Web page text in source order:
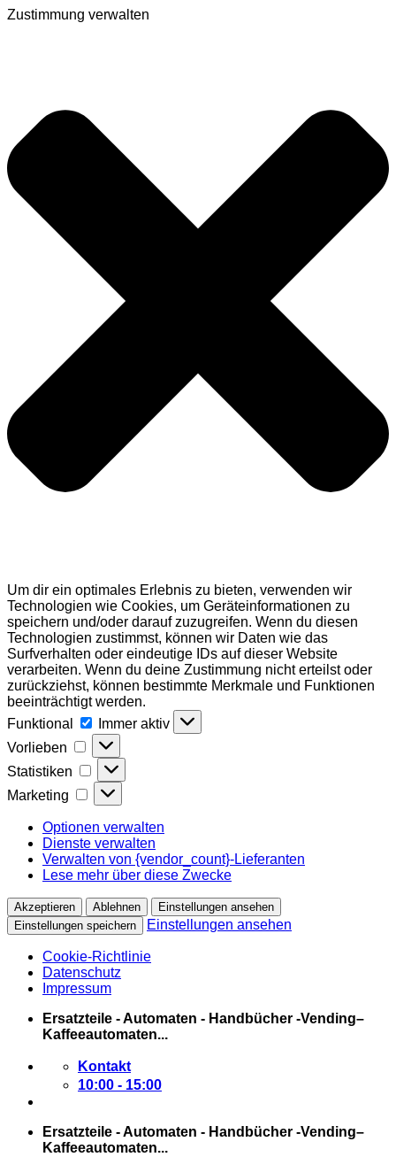
Zustimmung verwalten
Um dir ein optimales Erlebnis zu bieten, verwenden wir
Technologien wie Cookies, um Geräteinformationen zu
speichern und/oder darauf zuzugreifen. Wenn du diesen
Technologien zustimmst, können wir Daten wie das
Surfverhalten oder eindeutige IDs auf dieser Website
verarbeiten. Wenn du deine Zustimmung nicht erteilst oder
zurückziehst, können bestimmte Merkmale und Funktionen
beeinträchtigt werden.
Funktional
Funktional
Immer aktiv
Vorlieben
Vorlieben
Statistiken Statistiken
Marketing Marketing
Optionen verwalten
Dienste verwalten
Verwalten von {vendor_count}-Lieferanten
Lese mehr über diese Zwecke
Akzeptieren Ablehnen
Einstellungen ansehen
Einstellungen speichern
Einstellungen ansehen
Cookie-Richtlinie
Datenschutz
Impressum
Zum
Ersatzteile - Automaten - Handbücher -Vending–
Kaffeeautomaten...
Kontakt
10:00 - 15:00
Ersatzteile - Automaten - Handbücher -Vending–
Kaffeeautomaten...